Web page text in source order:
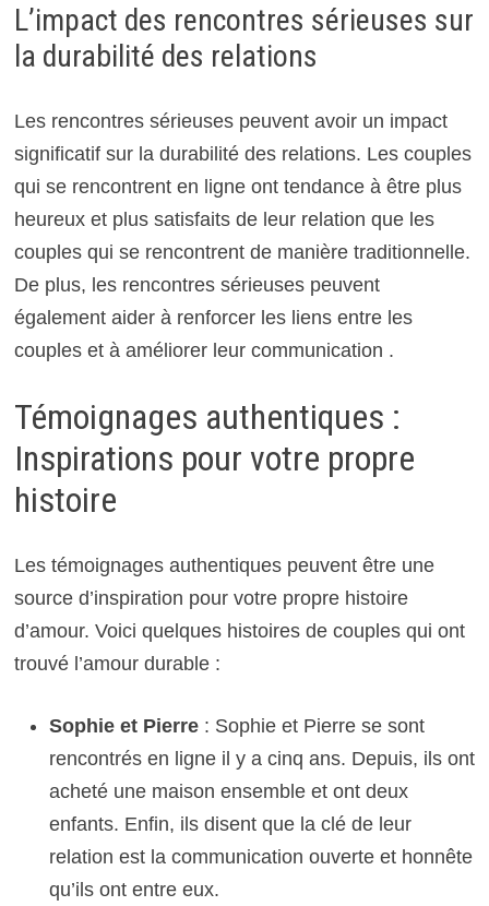
L’impact des rencontres sérieuses sur
la durabilité des relations
Les rencontres sérieuses peuvent avoir un impact
significatif sur la durabilité des relations. Les couples
qui se rencontrent en ligne ont tendance à être plus
heureux et plus satisfaits de leur relation que les
couples qui se rencontrent de manière traditionnelle.
De plus, les rencontres sérieuses peuvent
également aider à renforcer les liens entre les
couples et à améliorer leur communication .
Témoignages authentiques :
Inspirations pour votre propre
histoire
Les témoignages authentiques peuvent être une
source d’inspiration pour votre propre histoire
d’amour. Voici quelques histoires de couples qui ont
trouvé l’amour durable :
Sophie et Pierre: Sophie et Pierre se sont
rencontrés en ligne il y a cinq ans. Depuis, ils ont
acheté une maison ensemble et ont deux
enfants. Enfin, ils disent que la clé de leur
relation est la communication ouverte et honnête
qu’ils ont entre eux.